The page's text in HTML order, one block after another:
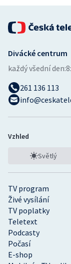
TV program
Živé vysílání
TV poplatky
Teletext
Podcasty
Počasí
E-shop
Divácké centrum
každý všední den:
261 136 113
Vzhled
Světlý